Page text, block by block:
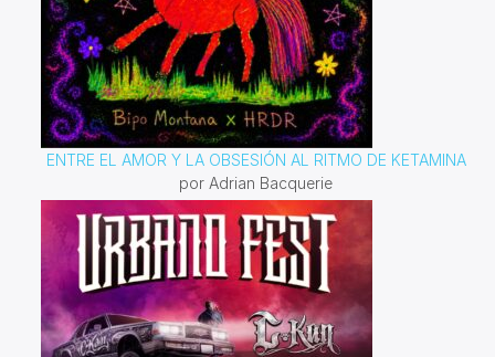
ENTRE EL AMOR Y LA OBSESIÓN AL RITMO DE KETAMINA
por Adrian Bacquerie